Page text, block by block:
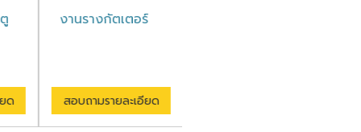
ด
งานรางกัตเตอร์
สอบถามรายละเอียด